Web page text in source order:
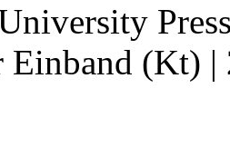
Einband (Kt) |